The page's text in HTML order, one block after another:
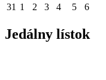
31 1 2 3 4 5 6
Jedálny lístok